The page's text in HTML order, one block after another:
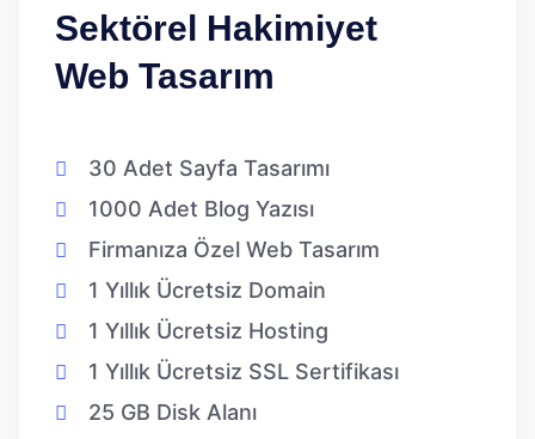
Sektörel Hakimiyet
Web Tasarım
30 Adet Sayfa Tasarımı
1000 Adet Blog Yazısı
Firmanıza Özel Web Tasarım
1 Yıllık Ücretsiz Domain
1 Yıllık Ücretsiz Hosting
1 Yıllık Ücretsiz SSL Sertifikası
25 GB Disk Alanı